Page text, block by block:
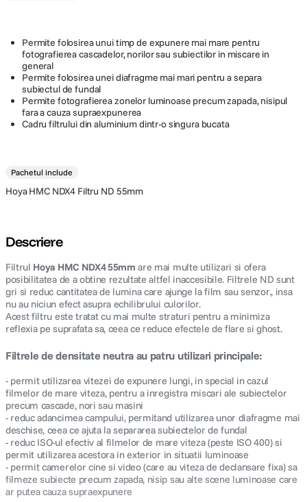
Permite folosirea unui timp de expunere mai mare pentru
fotografierea cascadelor, norilor sau subiectilor in miscare in
general
Permite folosirea unei diafragme mai mari pentru a separa
subiectul de fundal
Permite fotografierea zonelor luminoase precum zapada, nisipul
fara a cauza supraexpunerea
Cadru filtrului din aluminium dintr-o singura bucata
Pachetul include
Hoya HMC NDX4 Filtru ND 55mm
Descriere
Filtrul Hoya HMC NDX4 55mm are mai multe utilizari si ofera
posibilitatea de a obtine rezultate altfel inaccesibile. Filtrele ND sunt
gri si reduc cantitatea de lumina care ajunge la film sau senzor., insa
nu au niciun efect asupra echilibrului culorilor.
Acest filtru este tratat cu mai multe straturi pentru a minimiza
reflexia pe suprafata sa, ceea ce reduce efectele de flare si ghost.
Filtrele de densitate neutra au patru utilizari principale:
- permit utilizarea vitezei de expunere lungi, in special in cazul
filmelor de mare viteza, pentru a inregistra miscari ale subiectelor
precum cascade, nori sau masini
- reduc adancimea campului, permitand utilizarea unor diafragme mai
deschise, ceea ce ajuta la separarea subiectelor de fundal
- reduc ISO-ul efectiv al filmelor de mare viteza (peste ISO 400) si
permit utilizarea acestora in exterior in situatii luminoase
- permit camerelor cine si video (care au viteza de declansare fixa) sa
filmeze subiecte precum zapada, nisip sau alte scene luminoase care
ar putea cauza supraexpunere